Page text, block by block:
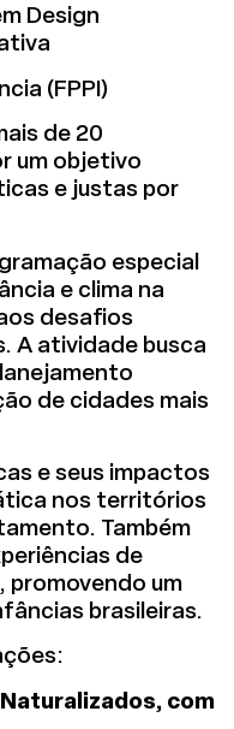
Design
(FPPI)
de 20
um objetivo
e justas por
especial
e clima na
desafios
A atividade busca
de cidades mais
e seus impactos
nos territórios
Também
de
promovendo um
brasileiras.
com